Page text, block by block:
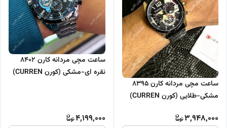
ساعت مچی مردانه کارن 8395
مشکی-طلایی (کورن CURREN)
3,948,000
ساعت مچی مردانه کارن 8402
نقره ای-مشکی (کورن CURREN)
4,199,000